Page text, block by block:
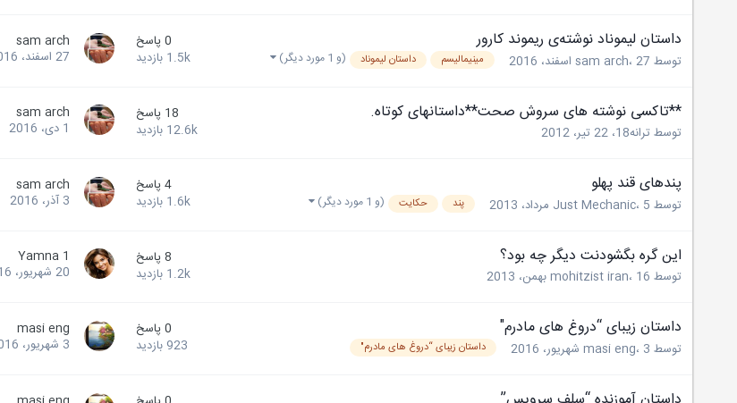
داستان لیموناد نوشته‌ی ریموند کارور
توسط sam arch،27 اسفند، 2016 مینیمالیسم داستان لیموناد (و 1 مورد دیگر)
0 پاسخ
1.5k بازدید
sam arch
27 اسفند، 2016
**تاکسی نوشته های سروش صحت**داستانهای کوتاه.
توسط ترانه18 ، 22 تیر، 2012
18 پاسخ
12.6k بازدید
sam arch
1 دی، 2016
پندهای قند پهلو
توسط Just Mechanic، 5 مرداد، 2013 پند حکایت (و 1 مورد دیگر)
4 پاسخ
1.6k بازدید
sam arch
3 آذر، 2016
این گره بگشودنت دیگر چه بود؟
توسط mohitzist iran، 16 بهمن، 2013
8 پاسخ
1.2k بازدید
Yamna 1
20 شهریور، 2016
داستان زیبای “دروغ های مادرم"
توسط masi eng، 3 شهریور، 2016 داستان زیبای “دروغ های مادرم"
0 پاسخ
923 بازدید
masi eng
3 شهریور، 2016